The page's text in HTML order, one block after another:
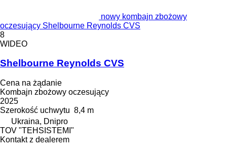
nowy kombajn zbożowy
oczesujący Shelbourne Reynolds CVS
8
WIDEO
Shelbourne Reynolds CVS
Cena na żądanie
Kombajn zbożowy oczesujący
2025
Szerokość uchwytu 8,4 m
Ukraina, Dnipro
TOV "TEHSISTEMI"
Kontakt z dealerem